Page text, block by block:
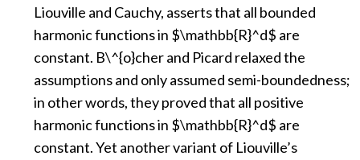
Liouville and Cauchy, asserts that all bounded
harmonic functions in $\mathbb{R}^d$ are
constant. B\^{o}cher and Picard relaxed the
assumptions and only assumed semi-boundedness;
in other words, they proved that all positive
harmonic functions in $\mathbb{R}^d$ are
constant. Yet another variant of Liouville’s